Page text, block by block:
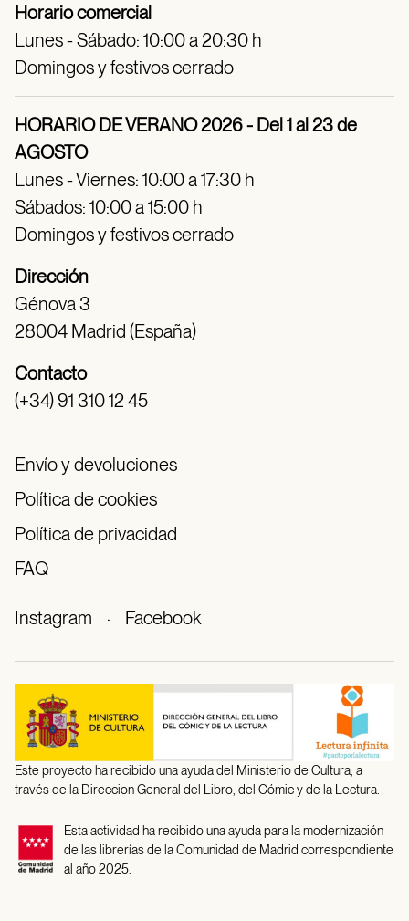
Horario comercial
Lunes - Sábado: 10:00 a 20:30 h
Domingos y festivos cerrado
HORARIO DE VERANO 2026 - Del 1 al 23 de
AGOSTO
Lunes - Viernes: 10:00 a 17:30 h
Sábados: 10:00 a 15:00 h
Domingos y festivos cerrado
Dirección
Génova 3
28004 Madrid (España)
Contacto
(+34) 91 310 12 45
Envío y devoluciones
Política de cookies
Política de privacidad
FAQ
Instagram · Facebook
Este proyecto ha recibido una ayuda del Ministerio de Cultura, a
través de la Direccion General del Libro, del Cómic y de la Lectura.
Esta actividad ha recibido una ayuda para la modernización
de las librerías de la Comunidad de Madrid correspondiente
al año 2025.